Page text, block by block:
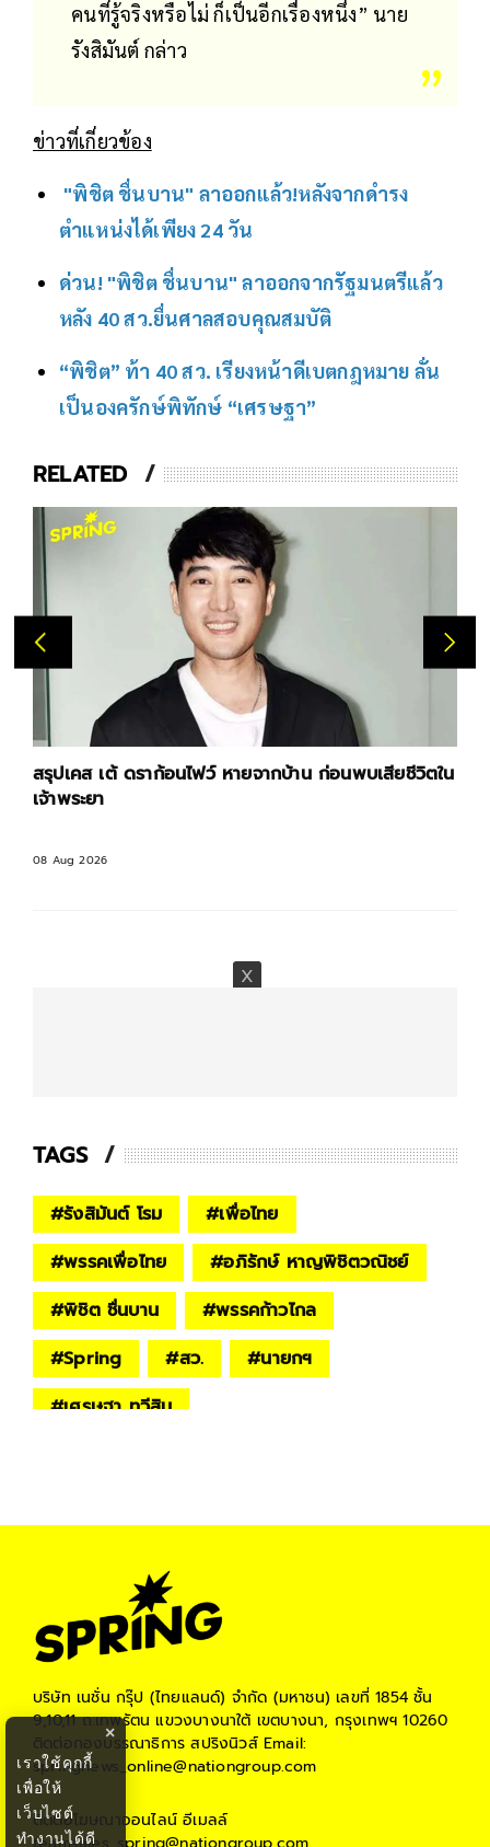
คนที่รู้จริงหรือไม่ ก็เป็นอีกเรื่องหนึ่ง” นาย
รังสิมันต์ กล่าว
ข่าวที่เกี่ยวข้อง
"พิชิต ชื่นบาน" ลาออกแล้ว!หลังจากดำรง
ตำแหน่งได้เพียง 24 วัน
ด่วน! "พิชิต ชื่นบาน" ลาออกจากรัฐมนตรีแล้ว
หลัง 40 สว.ยื่นศาลสอบคุณสมบัติ
“พิชิต” ท้า 40 สว. เรียงหน้าดีเบตกฎหมาย ลั่น
เป็นองครักษ์พิทักษ์ “เศรษฐา”
RELATED
สรุปเคส เต้ ดราก้อนไฟว์ หายจากบ้าน ก่อนพบเสียชีวิตใน
เจ้าพระยา
08 Aug 2026
TAGS
#รังสิมันต์ โรม #เพื่อไทย
#พรรคเพื่อไทย #อภิรักษ์ หาญพิชิตวณิชย์
#พิชิต ชื่นบาน #พรรคก้าวไกล
#Spring #สว. #นายกฯ
#เศรษฐา ทวีสิน
บริษัท เนชั่น กรุ๊ป (ไทยแลนด์) จำกัด (มหาชน) เลขที่ 1854 ชั้น
9,10,11 ถ.เทพรัตน แขวงบางนาใต้ เขตบางนา, กรุงเทพฯ 10260
ติดต่อกองบรรณาธิการ สปริงนิวส์Email:
springnews_online@nationgroup.com
ติดต่อโฆษณาออนไลน์ อีเมลล์
×
เราใช้คุกกี้
เพื่อให้
เว็บไซต์
ทำงานได้ดี